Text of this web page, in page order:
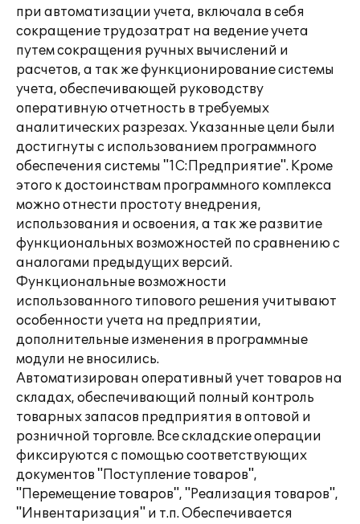
при автоматизации учета, включала в себя
сокращение трудозатрат на ведение учета
путем сокращения ручных вычислений и
расчетов, а так же функционирование системы
учета, обеспечивающей руководству
оперативную отчетность в требуемых
аналитических разрезах. Указанные цели были
достигнуты с использованием программного
обеспечения системы "1С:Предприятие". Кроме
этого к достоинствам программного комплекса
можно отнести простоту внедрения,
использования и освоения, а так же развитие
функциональных возможностей по сравнению с
аналогами предыдущих версий.
Функциональные возможности
использованного типового решения учитывают
особенности учета на предприятии,
дополнительные изменения в программные
модули не вносились.
Автоматизирован оперативный учет товаров на
складах, обеспечивающий полный контроль
товарных запасов предприятия в оптовой и
розничной торговле. Все складские операции
фиксируются с помощью соответствующих
документов "Поступление товаров",
"Перемещение товаров", "Реализация товаров",
"Инвентаризация" и т.п. Обеспечивается